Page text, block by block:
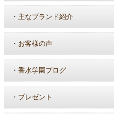
・ 主なブランド紹介
・ お客様の声
・ 香水学園ブログ
・ プレゼント